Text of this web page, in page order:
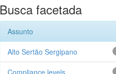
Busca facetada
Assunto
Alto Sertão Sergipano
Compliance levels